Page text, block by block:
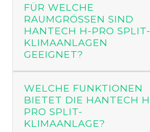
getrennten Einheiten:
Innengerät – verteilt
erwärmte Luft im Raum;
Außengerät– enthält
Wärmetauscher; dort wird
Außenluft abgegeben.
FÜR WELCHE
RAUMGRÖSSEN SIND H
ANTECH H-PRO SPLIT-K
LIMAANLAGEN G
EEIGNET?
WELCHE FUNKTIONEN
BIETET DIE HANTECH
PRO SPLIT-
KLIMAANLAGE?